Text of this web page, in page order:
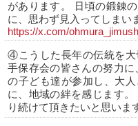
があります。 日頃の鍛錬
に、思わず見入ってしまい
https://x.com/
④こうした長年の伝統を大
手保存会の皆さんの努力
の子ども達が参加し、大
に、地域の絆を感じます
り続けて頂きたいと思いま